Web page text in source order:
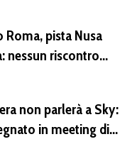
Roma, pista Nusa
nessun riscontro
né dal Lipsia
non parlerà a Sky:
in meeting di